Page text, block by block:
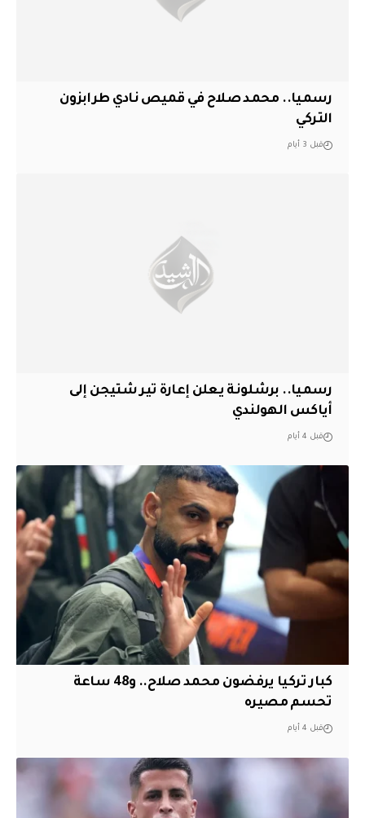
رسميا.. محمد صلاح في قميص نادي طرابزون
التركي
قبل 3 أيام
رسميا.. برشلونة يعلن إعارة تير شتيجن إلى
أياكس الهولندي
قبل 4 أيام
كبار تركيا يرفضون محمد صلاح.. و48 ساعة
تحسم مصيره
قبل 4 أيام